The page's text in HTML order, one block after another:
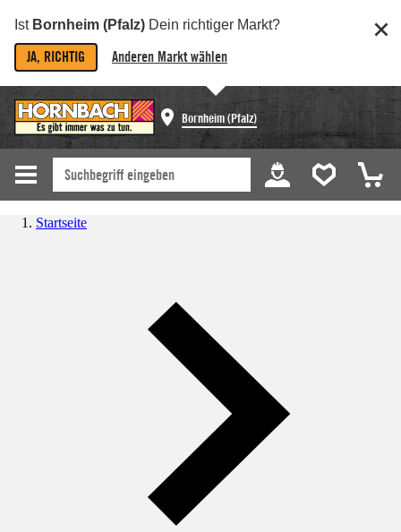
Ist Bornheim (Pfalz) Dein richtiger Markt?
JA, RICHTIG Anderen Markt wählen
Bornheim (Pfalz)
Startseite